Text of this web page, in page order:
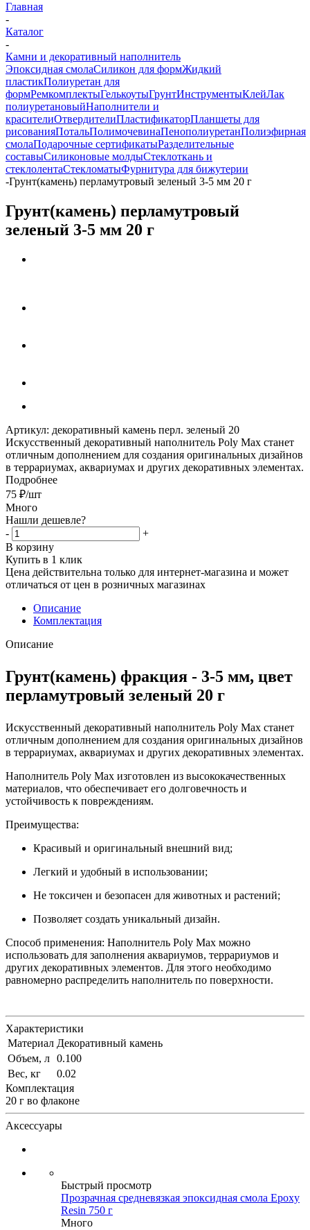
Главная
-
Каталог
-
Камни и декоративный наполнитель
Эпоксидная смолаСиликон для формЖидкий
пластикПолиуретан для
формРемкомплектыГелькоутыГрунтИнструментыКлейЛак
полиуретановыйНаполнители и
красителиОтвердителиПластификаторПланшеты для
рисованияПотальПолимочевинаПенополиуретанПолиэфирная
смолаПодарочные сертификатыРазделительные
составыСиликоновые молдыСтеклоткань и
стеклолентаСтекломатыФурнитура для бижутерии
-Грунт(камень) перламутровый зеленый 3-5 мм 20 г
Грунт(камень) перламутровый
зеленый 3-5 мм 20 г
Артикул: декоративный камень перл. зеленый 20
Искусственный декоративный наполнитель Poly Max станет
отличным дополнением для создания оригинальных дизайнов
в террариумах, аквариумах и других декоративных элементах.
Подробнее
75 ₽/шт
Много
Нашли дешевле?
-
+
В корзину
Купить в 1 клик
Цена действительна только для интернет-магазина и может
отличаться от цен в розничных магазинах
Описание
Комплектация
Описание
Грунт(камень) фракция - 3-5 мм, цвет
перламутровый зеленый 20 г
Искусственный декоративный наполнитель Poly Max станет
отличным дополнением для создания оригинальных дизайнов
в террариумах, аквариумах и других декоративных элементах.
Наполнитель Poly Max изготовлен из высококачественных
материалов, что обеспечивает его долговечность и
устойчивость к повреждениям.
Преимущества:
Красивый и оригинальный внешний вид;
Легкий и удобный в использовании;
Не токсичен и безопасен для животных и растений;
Позволяет создать уникальный дизайн.
Способ применения: Наполнитель Poly Max можно
использовать для заполнения аквариумов, террариумов и
других декоративных элементов. Для этого необходимо
равномерно распределить наполнитель по поверхности.
Характеристики
Материал Декоративный камень
Объем, л 0.100
Вес, кг
0.02
Комплектация
20 г во флаконе
Аксессуары
Быстрый просмотр
Прозрачная средневязкая эпоксидная смола Epoxy
Resin 750 г
Много